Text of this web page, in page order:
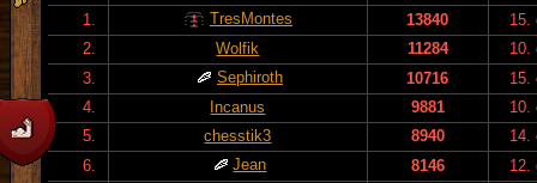
1.
TresMontes 13840
15.
2.
Wolfik 11284
10.
3.
Sephiroth 10716
15.
4.
Incanus 9881
10.
5.
chesstik3 8940
14.
6.
Jean 8146
12.